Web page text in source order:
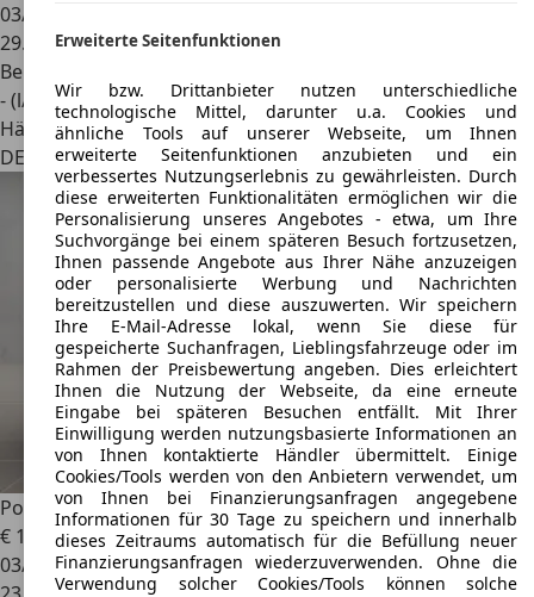
03/2013
29.800 km
Benzin
- (l/100 km)
Händler
DE 81829München
Porsche 911Carrera S Cabriolet BOSE SportAbgas
€ 123.992
03/2022
Erweiterte Seitenfunktionen
Wir bzw. Drittanbieter nutzen unterschiedliche
technologische Mittel, darunter u.a. Cookies und
ähnliche Tools auf unserer Webseite, um Ihnen
erweiterte Seitenfunktionen anzubieten und ein
verbessertes Nutzungserlebnis zu gewährleisten. Durch
diese erweiterten Funktionalitäten ermöglichen wir die
Personalisierung unseres Angebotes - etwa, um Ihre
Suchvorgänge bei einem späteren Besuch fortzusetzen,
Ihnen passende Angebote aus Ihrer Nähe anzuzeigen
oder personalisierte Werbung und Nachrichten
bereitzustellen und diese auszuwerten. Wir speichern
Ihre E-Mail-Adresse lokal, wenn Sie diese für
gespeicherte Suchanfragen, Lieblingsfahrzeuge oder im
Rahmen der Preisbewertung angeben. Dies erleichtert
Ihnen die Nutzung der Webseite, da eine erneute
Eingabe bei späteren Besuchen entfällt. Mit Ihrer
Einwilligung werden nutzungsbasierte Informationen an
von Ihnen kontaktierte Händler übermittelt. Einige
Cookies/Tools werden von den Anbietern verwendet, um
von Ihnen bei Finanzierungsanfragen angegebene
Informationen für 30 Tage zu speichern und innerhalb
dieses Zeitraums automatisch für die Befüllung neuer
Finanzierungsanfragen wiederzuverwenden. Ohne die
Verwendung solcher Cookies/Tools können solche